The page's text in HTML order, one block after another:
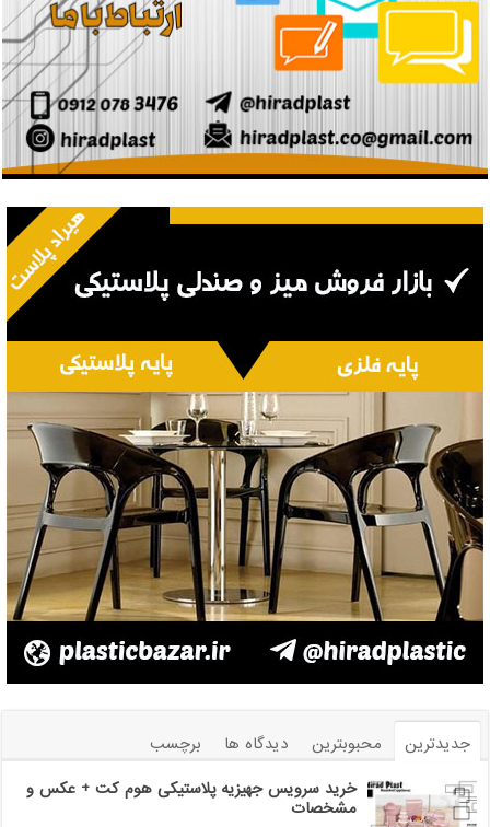
جدیدترین محبوبترین دیدگاه ها
برچسب
خرید سرویس جهیزیه پلاستیکی هوم کت + عکس و
مشخصات